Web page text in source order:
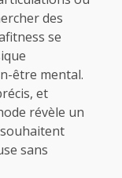
des
se
être mental.
et
révèle un
sans